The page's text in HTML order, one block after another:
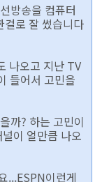
방송을 컴퓨터
걸로 잘 썼습니다
나오고 지난 TV
들어서 고민을
까? 하는 고민이
이 얼만큼 나오
...ESPN이런게